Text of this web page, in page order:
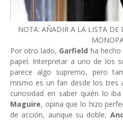
NOTA: AÑADIR A LA LISTA DE
Por otro lado, Garfield ha
papel. Interpretar a uno de los
parece algo supremo, pero
mismo es un fan desde los tres
curiosidad en saber quién lo
Maguire, opina que lo hizo
de acción, aunque su doble,